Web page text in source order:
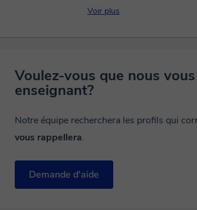
Voir plus
Voulez-vous que nous
enseignant?
Notre équipe recherchera les profils qui
vous rappellera.
Demande d'aide